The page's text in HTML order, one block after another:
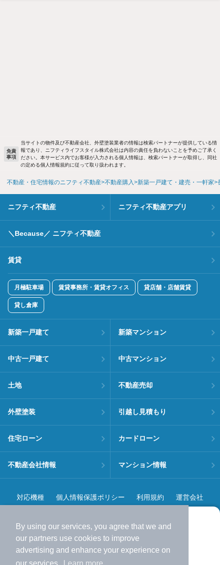
By using our services, you agree that we and
our partners use cookies to improve
advertising and enhance your experience on
より使いやすくなった
アプリで物件探ししませんか？
サクサク動く地図で物件検索
免責
事項
当サイトの物件及び不動産会社、外壁塗装業者の情報は検索パートナーが提供している情
報であり、ニフティライフスタイル株式会社は内容の責任を負わないことを予めご了承く
ださい。本サービス内でお客様が入力される個人情報は、検索パートナーが取得し、同社
の定める個人情報規約に従って取り扱われます。
不動産・住宅情報のニフティ不動産 不動産購入 新築一戸建て・建売・一軒家
ニフティ不動産 ニフティ不動産アプリ
＼Because／ ニフティ不動産
賃貸
月極駐車場 賃貸事務所・賃貸オフィス 貸店舗・店舗賃貸
貸し倉庫
新築一戸建て 新築マンション
中古一戸建て 中古マンション
土地 不動産売却
外壁塗装 引越し見積もり
住宅ローン カードローン
不動産会社情報 マンション情報
対応機種 個人情報保護ポリシー 利用規約 運営会社